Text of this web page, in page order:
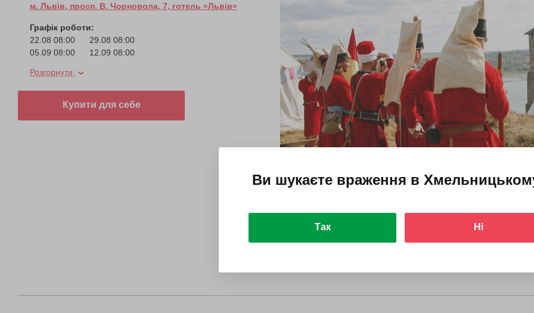
м. Львів, просп. В. Чорновола, 7, готель «Львів»
Графік роботи:
22.08 08:00
29.08 08:00
05.09 08:00
12.09 08:00
03.10 08:00
Розгорнути
Купити для себе
Ви шукаєте враження в
Так Ні